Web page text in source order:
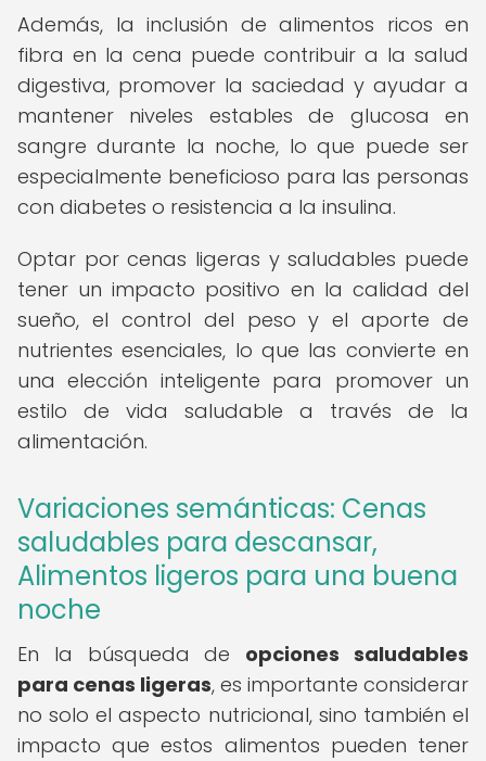
Además, la inclusión de alimentos ricos en
fibra en la cena puede contribuir a la salud
digestiva, promover la saciedad y ayudar a
mantener niveles estables de glucosa en
sangre durante la noche, lo que puede ser
especialmente beneficioso para las personas
con diabetes o resistencia a la insulina.
Optar por cenas ligeras y saludables puede
tener un impacto positivo en la calidad del
sueño, el control del peso y el aporte de
nutrientes esenciales, lo que las convierte en
una elección inteligente para promover un
estilo de vida saludable a través de la
alimentación.
Variaciones semánticas: Cenas
saludables para descansar,
Alimentos ligeros para una buena
noche
En la búsqueda de opciones saludables
para cenas ligeras, es importante considerar
no solo el aspecto nutricional, sino también el
impacto que estos alimentos pueden tener